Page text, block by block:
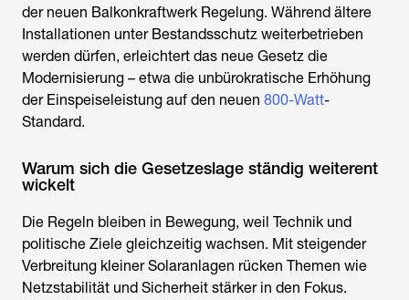
der neuen Balkonkraftwerk Regelung. Während ältere
Installationen unter Bestandsschutz weiterbetrieben
werden dürfen, erleichtert das neue Gesetz die
Modernisierung – etwa die unbürokratische Erhöhung
der Einspeiseleistung auf den neuen 800-Watt-
Standard.
Warum sich die Gesetzeslage ständig weiterent
wickelt
Die Regeln bleiben in Bewegung, weil Technik und
politische Ziele gleichzeitig wachsen. Mit steigender
Verbreitung kleiner Solaranlagen rücken Themen wie
Netzstabilität und Sicherheit stärker in den Fokus.